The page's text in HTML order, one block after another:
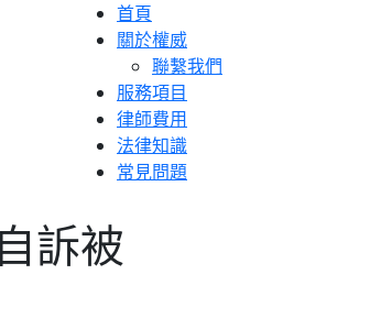
首頁
關於權威
聯繫我們
服務項目
律師費用
法律知識
常見問題
訴被